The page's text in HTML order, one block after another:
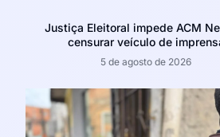
Justiça Eleitoral impede ACM
censurar veículo de
5 de agosto de 2026